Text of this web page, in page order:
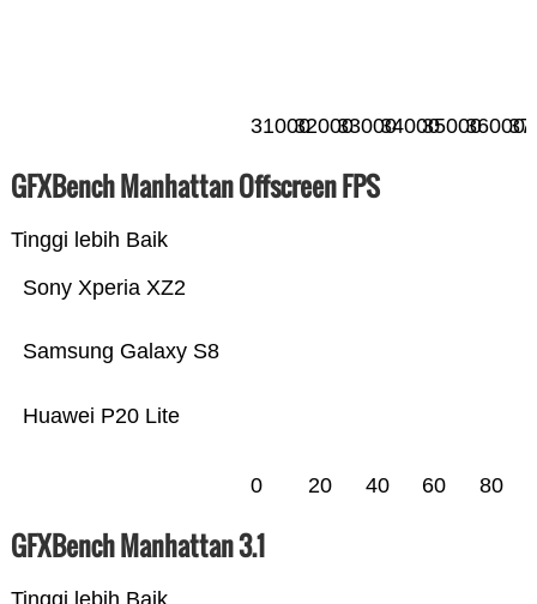
310003200033000340003500036000
GFXBench Manhattan Offscreen FPS
Tinggi lebih Baik
Huawei P20 Lite
Samsung Galaxy S8
Sony Xperia XZ2
0 20 40 60 80
GFXBench Manhattan 3.1